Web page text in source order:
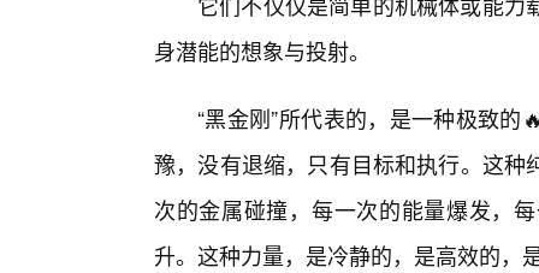
身潜能的想象与投射。
“黑金刚”所代表的，是一种极致
豫，没有退缩，只有目标和执行。这
次的金属碰撞，每一次的能量爆发，
升。这种力量，是冷静的，是高效的，